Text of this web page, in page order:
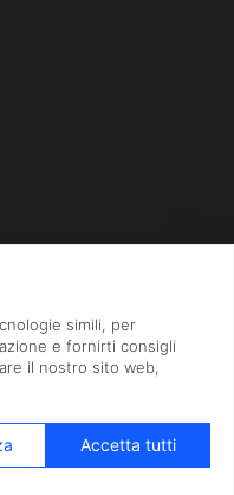
i.v. € 800.000,00